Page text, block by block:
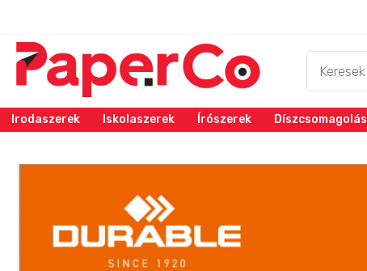
Irodaszerek Iskolaszerek Írószerek Díszcsomagolás